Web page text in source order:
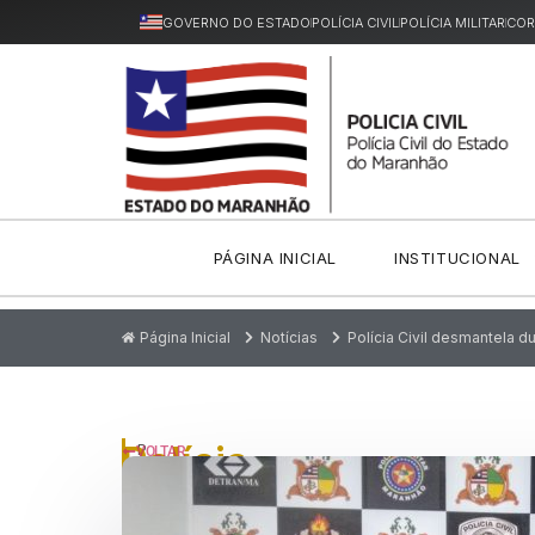
GOVERNO DO ESTADOPOLÍCIA CIVILPOLÍCIA MILITAR
PÁGINA INICIAL INSTITUCIONAL
Página Inicial Notícias Polícia Civil desmantela
P
Polícia
Civil
VOLTAR